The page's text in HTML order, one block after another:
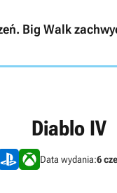
Big Walk
Diablo IV
Data wydania:6